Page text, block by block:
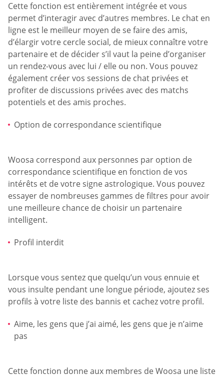
Cette fonction est entièrement intégrée et vous
permet d’interagir avec d’autres membres. Le chat en
ligne est le meilleur moyen de se faire des amis,
d’élargir votre cercle social, de mieux connaître votre
partenaire et de décider s’il vaut la peine d’organiser
un rendez-vous avec lui / elle ou non. Vous pouvez
également créer vos sessions de chat privées et
profiter de discussions privées avec des matchs
potentiels et des amis proches.
Option de correspondance scientifique
Woosa correspond aux personnes par option de
correspondance scientifique en fonction de vos
intérêts et de votre signe astrologique. Vous pouvez
essayer de nombreuses gammes de filtres pour avoir
une meilleure chance de choisir un partenaire
intelligent.
Profil interdit
Lorsque vous sentez que quelqu’un vous ennuie et
vous insulte pendant une longue période, ajoutez ses
profils à votre liste des bannis et cachez votre profil.
Aime, les gens que j’ai aimé, les gens que je n’aime
pas
Cette fonction donne aux membres de Woosa une liste